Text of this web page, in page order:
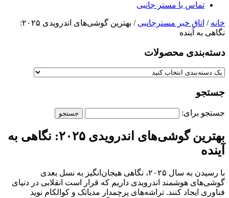
تماس با مستر جانبی
خانه / اتاق خبر مسترجانبی
/ بهترین گوشی‌های اندرویدی ۲۰۲۵:
نگاهی به آینده
دسته‌بندی‌ محصولات
جستجو
جستجو برای:
بهترین گوشی‌های اندرویدی ۲۰۲۵: نگاهی به
آینده
با رسیدن به سال ۲۰۲۵، نگاهی هیجان‌انگیز به نسل بعدی
گوشی‌های هوشمند اندرویدی داریم که قرار است انقلابی در دنیای
فناوری ایجاد کنند. تراشه‌های پرچمدار مدیاتک و کوالکام نوید